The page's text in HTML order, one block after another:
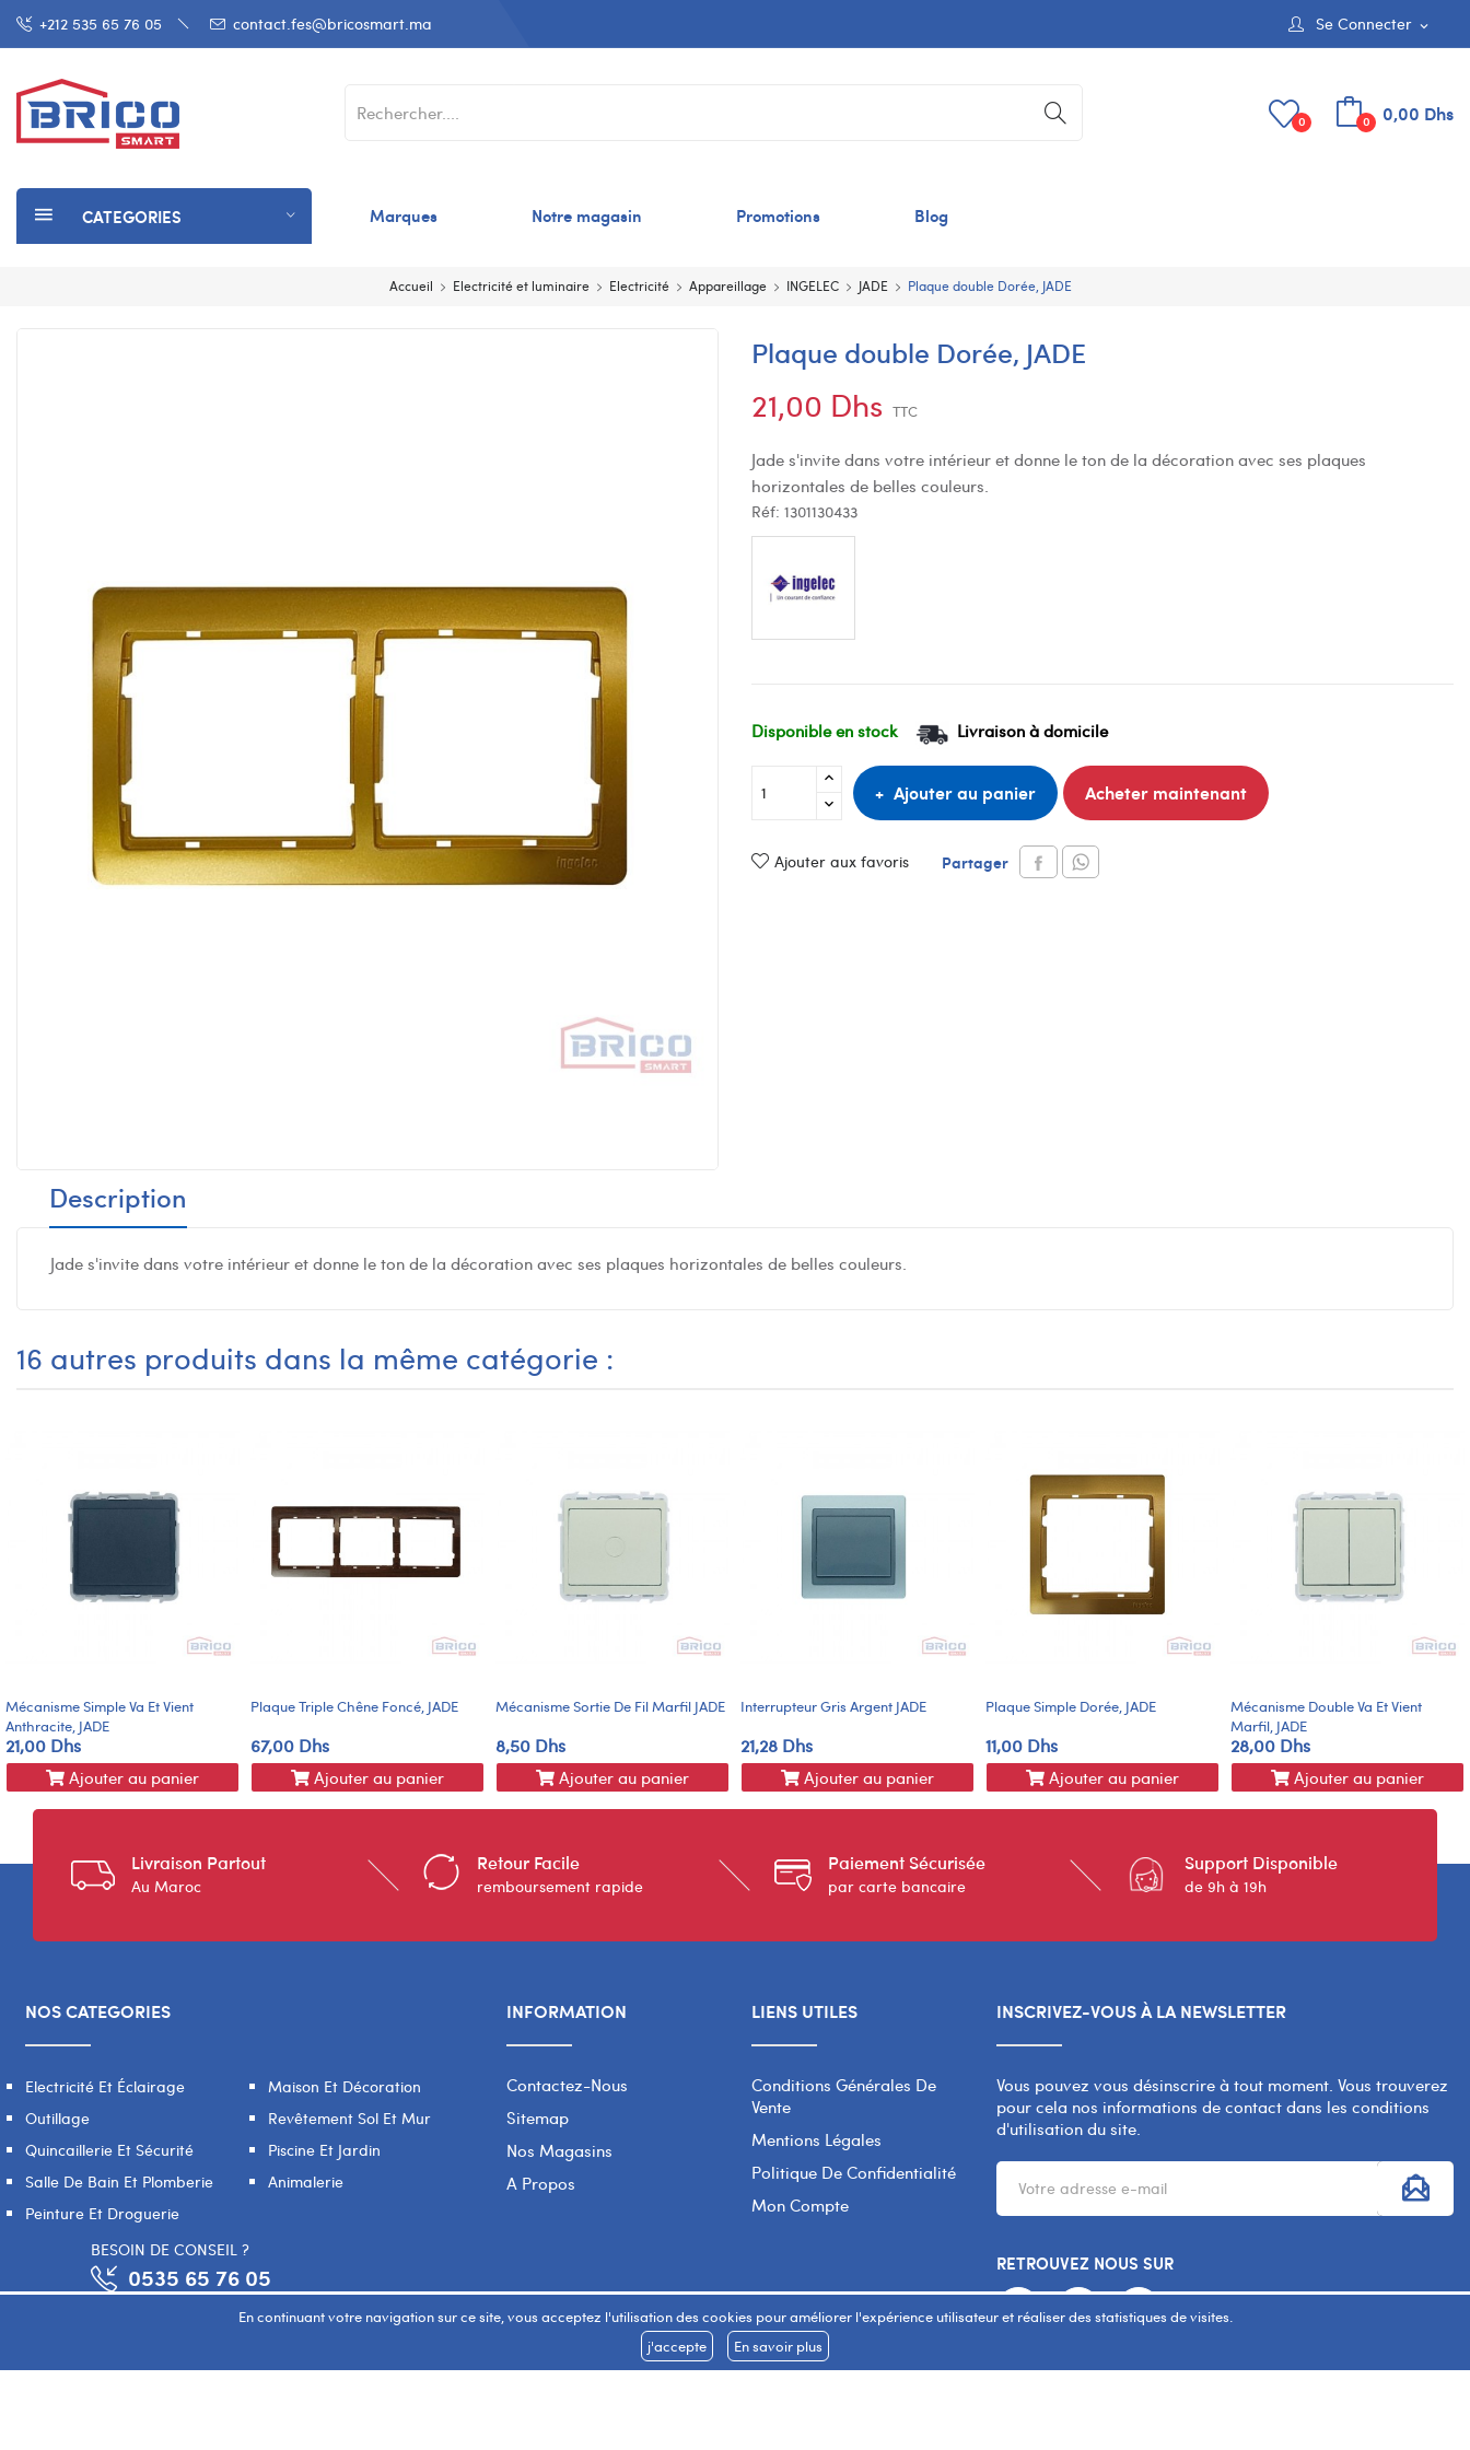
En continuant votre navigation sur ce site, vous acceptez l'utilisation des cookies pour améliorer l'expérience utilisateur et réaliser des statistiques de visites.
j'accepte
En savoir plus
Se Connecter expand_more
+212 535 65 76 05 contact.fes@bricosmart.ma
0,00 Dhs
0
0
CATEGORIES Marques Notre magasin Promotions Blog
Accueil Electricité et luminaire Electricité Appareillage INGELEC JADE Plaque double Dorée, JADE
Plaque double Dorée, JADE
21,00 Dhs TTC
Jade s'invite dans votre intérieur et donne le ton de la décoration avec ses plaques
horizontales de belles couleurs.
Réf: 1301130433
Disponible en stock Livraison à domicile
Ajouter au panier Acheter maintenant
Ajouter aux favoris Partager
Description
Jade s'invite dans votre intérieur et donne le ton de la décoration avec ses plaques horizontales de belles couleurs.
16 autres produits dans la même catégorie :
Mécanisme Simple Va Et Vient
Anthracite, JADE
21,00 Dhs
Ajouter au panier
Plaque Triple Chêne Foncé, JADE
67,00 Dhs
Ajouter au panier
Mécanisme Sortie De Fil Marfil JADE
8,50 Dhs
Ajouter au panier
Interrupteur Gris Argent JADE
21,28 Dhs
Ajouter au panier
Plaque Simple Dorée, JADE
11,00 Dhs
Ajouter au panier
Mécanisme Double Va Et Vient
Marfil, JADE
28,00 Dhs
Ajouter au panier
Livraison Partout
Au Maroc
Retour Facile
remboursement rapide
Paiement Sécurisée
par carte bancaire
Support Disponible
de 9h à 19h
NOS CATEGORIES
Electricité Et Éclairage
Outillage
Quincaillerie Et Sécurité
Salle De Bain Et Plomberie
Peinture Et Droguerie
Maison Et Décoration
Revêtement Sol Et Mur
Piscine Et Jardin
Animalerie
BESOIN DE CONSEIL ?
0535 65 76 05
INFORMATION
Contactez-Nous
Sitemap
Nos Magasins
A Propos
LIENS UTILES
Conditions Générales De
Vente
Mentions Légales
Politique De Confidentialité
Mon Compte
INSCRIVEZ-VOUS À LA NEWSLETTER
Vous pouvez vous désinscrire à tout moment. Vous trouverez
pour cela nos informations de contact dans les conditions
d'utilisation du site.
RETROUVEZ NOUS SUR